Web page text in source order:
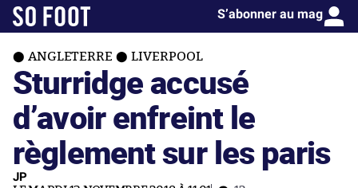
S’abonner au mag
ANGLETERRE LIVERPOOL
Sturridge accusé
d’avoir enfreint le
règlement sur les paris
JP